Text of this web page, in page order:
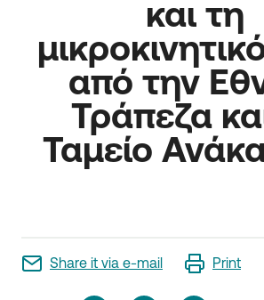
και τη
από την
Τράπεζα
Ταμείο
Share it via e-mail Print